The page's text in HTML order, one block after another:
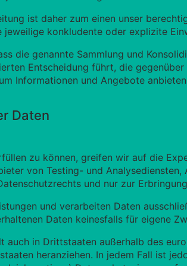
ist daher zum einen unser
jeweilige konkludente oder explizite
die genannte Sammlung und
Entscheidung führt, die
Informationen und Angebote
Daten
zu können, greifen wir auf die
von Testing- und
und nur zur
und verarbeiten Daten
Daten keinesfalls für eigene
auch in Drittstaaten außerhalb des
heranziehen. In jedem Fall ist